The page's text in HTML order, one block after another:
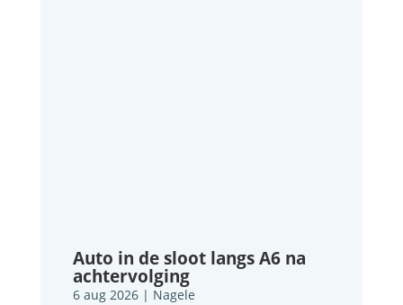
Auto in de sloot langs A6 na
achtervolging
6 aug 2026| Nagele